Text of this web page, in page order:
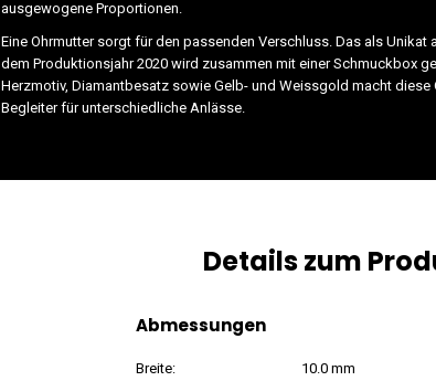
ausgewogene Proportionen.
Eine Ohrmutter sorgt für den passenden Verschluss. Das als
dem Produktionsjahr 2020 wird zusammen mit einer Schmuckbox
Herzmotiv, Diamantbesatz sowie Gelb- und Weissgold macht diese
Begleiter für unterschiedliche Anlässe.
Details zum
Abmessungen
Breite:
10.0 mm